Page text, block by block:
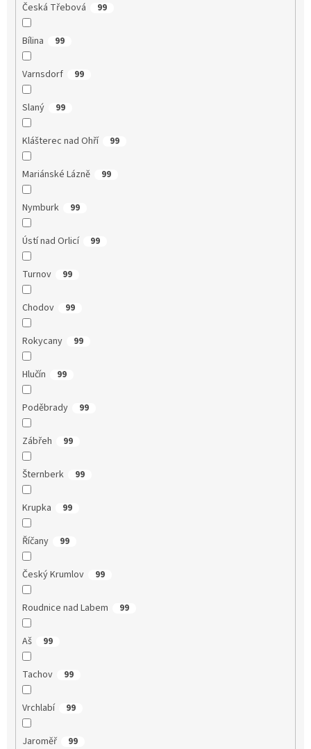
Česká Třebová 99
Bílina 99
Varnsdorf 99
Slaný 99
Klášterec nad Ohří 99
Mariánské Lázně 99
Nymburk 99
Ústí nad Orlicí 99
Turnov 99
Chodov 99
Rokycany 99
Hlučín 99
Poděbrady 99
Zábřeh 99
Šternberk 99
Krupka 99
Říčany 99
Český Krumlov 99
Roudnice nad Labem 99
Aš 99
Tachov 99
Vrchlabí 99
Jaroměř 99